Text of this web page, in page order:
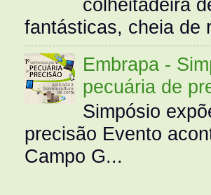
colheitadeira
fantásticas, cheia de
Embrapa -
pecuária de
Simpósio
precisão Evento
Campo G...